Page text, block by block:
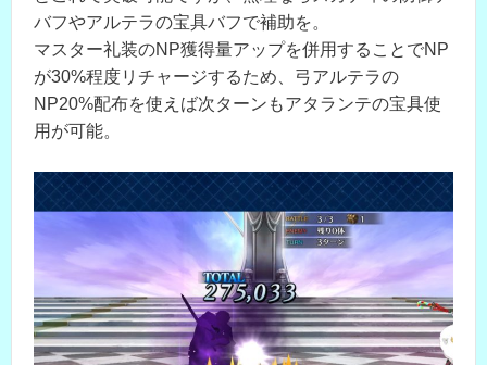
バフやアルテラの宝具バフで補助を。
マスター礼装のNP獲得量アップを併用することでNP
が30%程度リチャージするため、弓アルテラの
NP20%配布を使えば次ターンもアタランテの宝具使
用が可能。